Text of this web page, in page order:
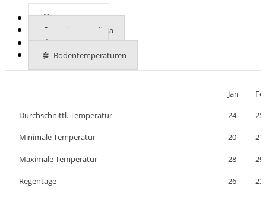
Klimatabelle
Mehr zum Klima
UVB-Indizes
Bodentemperaturen
Jan
Durchschnittl. Temperatur
24 25
Minimale Temperatur 20 21
Maximale Temperatur 28 29
Regentage 26 23